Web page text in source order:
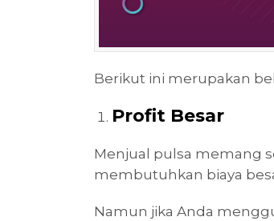
Berikut ini merupakan
Profit Besar
Menjual pulsa memang
membutuhkan biaya
Namun jika Anda